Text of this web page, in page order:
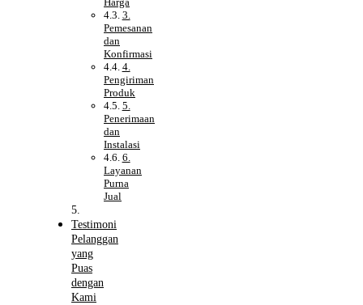
3.
Pemesanan
dan
Konfirmasi
4.
Pengiriman
Produk
5.
Penerimaan
dan
Instalasi
6.
Layanan
Purna
Jual
Testimoni
Pelanggan
yang
Puas
dengan
Kami